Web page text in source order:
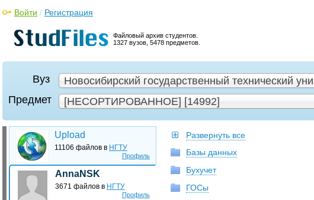
Файловый архив студентов.
1327 вузов, 5478 предметов.
Войти / Регистрация
Вуз
Новосибирский государственный технический
Предмет
[НЕСОРТИРОВАННОЕ] [14992]
Профиль
Upload
11106 файлов в НГТУ
Профиль
AnnaNSK
3671 файлов в НГТУ
Развернуть все
Базы данных
Бухучет
ГОСы